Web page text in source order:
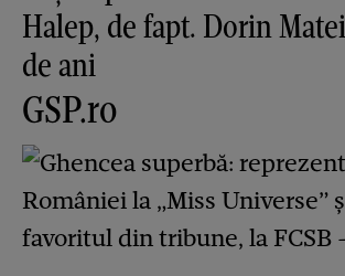
Halep, de fapt. Dorin
de ani
GSP.ro